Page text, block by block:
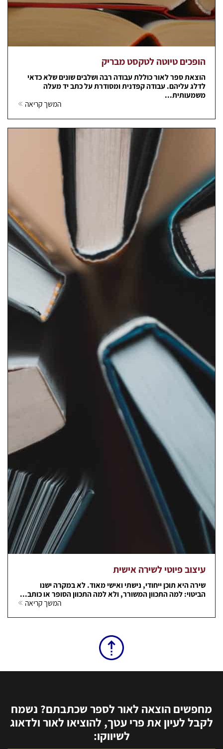
הופכים טיוטה לטקסט מבריק
הוצאת ספר לאור כוללת עבודה רבה ושלבים שונים שלא כדאי
לדלג עליהם. עבודה קפדנית ומסודרת על כתב יד מעלה
משמעותית...
המשך קריאה
עיצוב פיוטי לשירה אישית
שירה היא תוכן ייחודי, נישתי ואישי מאוד. לא במקרה ישנו
הביטוי: למה התכוון המשורר, ולא למה התכוון הסופר או כותב...
המשך קריאה
מחפשים הוצאה לאור לספר שכתבתם? נשמח
לקבל לעיון את פרי עטך, להוציאו לאור ולדאוג
לשיווקו: